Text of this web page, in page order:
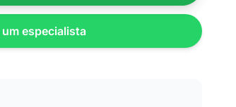
especialista